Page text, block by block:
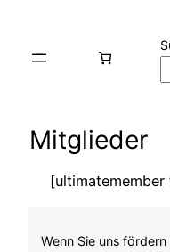
Mitglieder
[ultimatemember
Wenn Sie uns